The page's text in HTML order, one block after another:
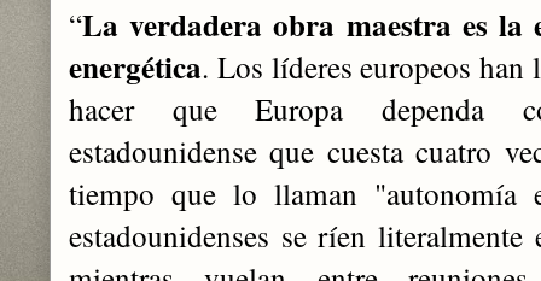
“La verdadera obra maestra es la
energética. Los líderes europeos han
hacer que Europa dependa
estadounidense que cuesta cuatro
tiempo que lo llaman "autonomía
estadounidenses se ríen